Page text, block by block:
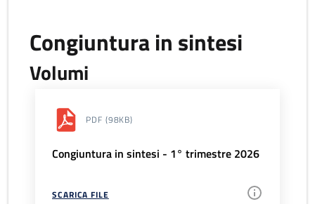
Congiuntura in sintesi
Volumi
PDF (98KB)
Congiuntura in sintesi - 1° trimestre 2026
SCARICA FILE